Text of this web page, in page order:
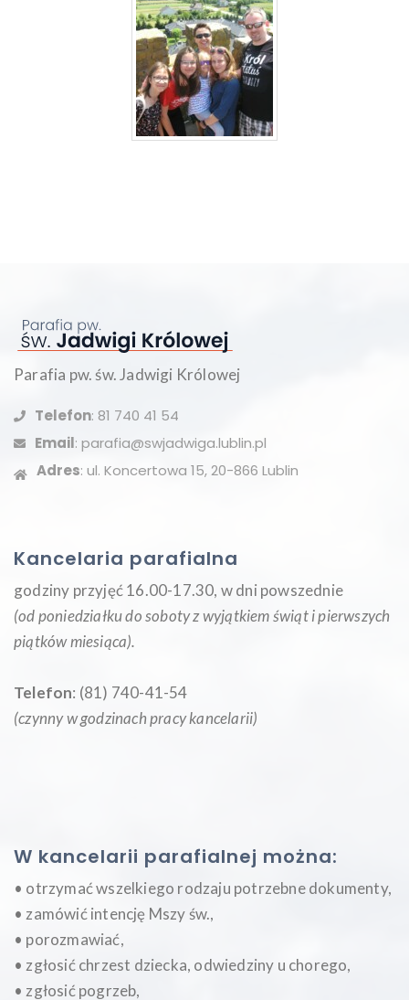
Parafia pw. św. Jadwigi Królowej
Telefon: 81 740 41 54
Email: parafia@swjadwiga.lublin.pl
Adres: ul. Koncertowa 15, 20-866 Lublin
Kancelaria parafialna
godziny przyjęć 16.00-17.30, w dni powszednie
(od poniedziałku do soboty z wyjątkiem świąt i pierwszych
piątków miesiąca).
Telefon: (81) 740-41-54
(czynny w godzinach pracy kancelarii)
W kancelarii parafialnej można:
• otrzymać wszelkiego rodzaju potrzebne dokumenty,
• zamówić intencję Mszy św.,
• porozmawiać,
• zgłosić chrzest dziecka, odwiedziny u chorego,
• zgłosić pogrzeb,